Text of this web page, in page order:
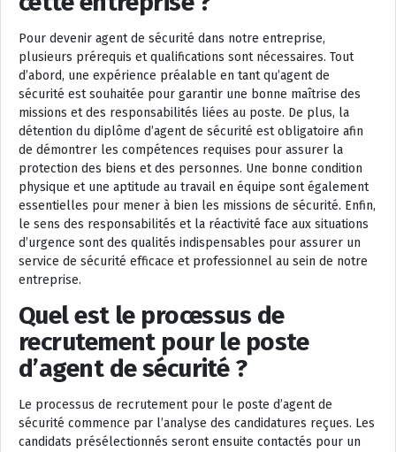
Pour devenir agent de sécurité dans notre entreprise,
plusieurs prérequis et qualifications sont nécessaires. Tout
d’abord, une expérience préalable en tant qu’agent de
sécurité est souhaitée pour garantir une bonne maîtrise des
missions et des responsabilités liées au poste. De plus, la
détention du diplôme d’agent de sécurité est obligatoire afin
de démontrer les compétences requises pour assurer la
protection des biens et des personnes. Une bonne condition
physique et une aptitude au travail en équipe sont également
essentielles pour mener à bien les missions de sécurité. Enfin,
le sens des responsabilités et la réactivité face aux situations
d’urgence sont des qualités indispensables pour assurer un
service de sécurité efficace et professionnel au sein de notre
entreprise.
Quel est le processus de
recrutement pour le poste
d’agent de sécurité ?
Le processus de recrutement pour le poste d’agent de
sécurité commence par l’analyse des candidatures reçues. Les
candidats présélectionnés seront ensuite contactés pour un